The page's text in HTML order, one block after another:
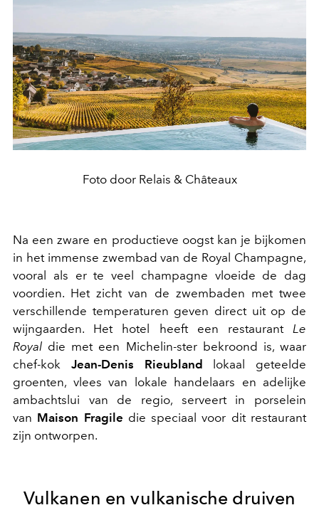
Foto door Relais & Châteaux
Na een zware en productieve oogst kan je bijkomen
in het immense zwembad van de Royal Champagne,
vooral als er te veel champagne vloeide de dag
voordien. Het zicht van de zwembaden met twee
verschillende temperaturen geven direct uit op de
wijngaarden. Het hotel heeft een restaurant Le
Royal die met een Michelin-ster bekroond is, waar
chef-kok Jean-Denis Rieubland lokaal geteelde
groenten, vlees van lokale handelaars en adelijke
ambachtslui van de regio, serveert in porselein
van Maison Fragile die speciaal voor dit restaurant
zijn ontworpen.
Vulkanen en vulkanische druiven